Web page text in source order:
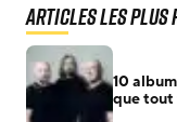
Articles les plus
10
que tout